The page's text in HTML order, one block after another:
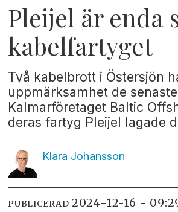
Pleijel är enda
kabelfartyget
Två kabelbrott i Östersjön
uppmärksamhet de
Kalmarföretaget Baltic
deras fartyg Pleijel lagade
Klara Johansson
PUBLICERAD 2024-12-16 -